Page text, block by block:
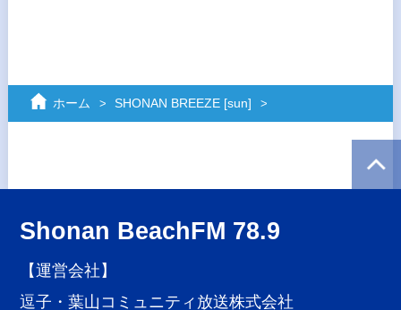
ホーム SHONAN BREEZE [sun]
Shonan BeachFM 78.9
【運営会社】
逗子・葉山コミュニティ放送株式会社